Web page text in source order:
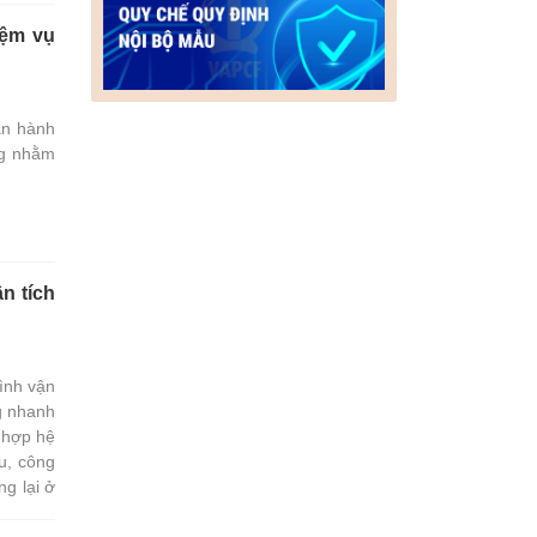
vụ
hành
nhằm
tích
vận
nhanh
hệ
công
lại ở